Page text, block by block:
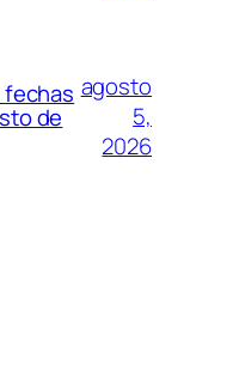
de
agosto
5,
2026